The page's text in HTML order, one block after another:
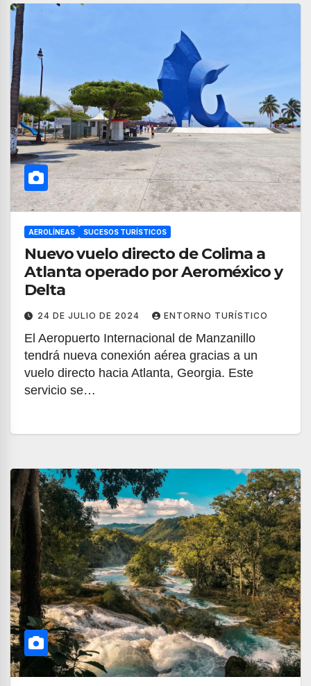
AEROLÍNEAS SUCESOS TURÍSTICOS
Nuevo vuelo directo de Colima a
Atlanta operado por Aeroméxico y
Delta
24 DE JULIO DE 2024 ENTORNO TURÍSTICO
El Aeropuerto Internacional de Manzanillo
tendrá nueva conexión aérea gracias a un
vuelo directo hacia Atlanta, Georgia. Este
servicio se…